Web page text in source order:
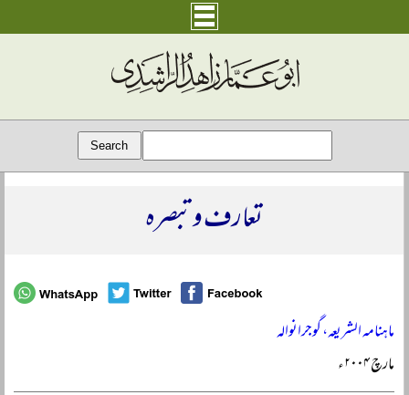
تعارف و تبصرہ
ماہنامہ الشریعہ، گوجرانوالہ
مارچ ۲۰۰۴ء